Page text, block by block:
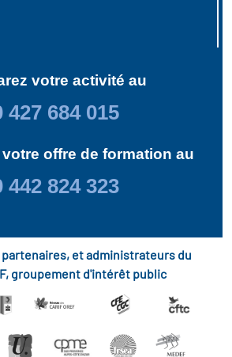
votre activité au
427 684 015
offre de formation au
442 824 323
et administrateurs du
groupement d'intérêt public